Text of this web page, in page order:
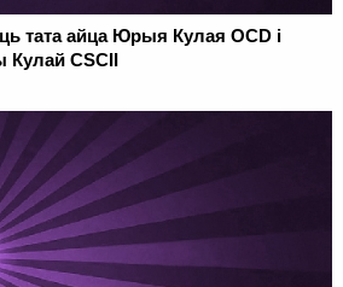
тата айца Юрыя Кулая OCD і
Кулай CSCII